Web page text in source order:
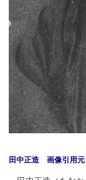
田中正造 画像引用元